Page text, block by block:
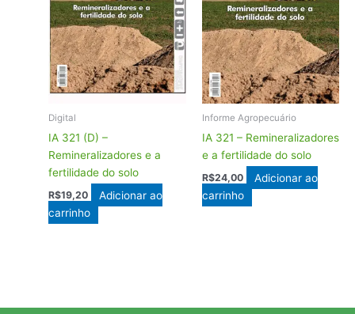
Digital
IA 321 (D) –
Remineralizadores e a
fertilidade do solo
R$19,20
Adicionar ao
carrinho
Informe Agropecuário
IA 321 – Remineralizadores
e a fertilidade do solo
R$24,00
Adicionar ao
carrinho